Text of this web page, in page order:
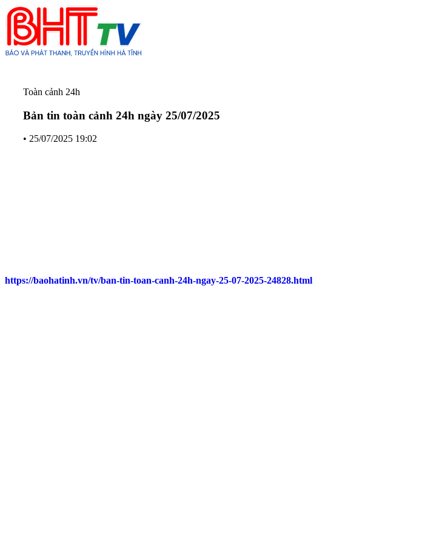
Toàn cảnh 24h
Bản tin toàn cảnh 24h ngày 25/07/2025
• 25/07/2025 19:02
https://baohatinh.vn/tv/ban-tin-toan-canh-24h-ngay-25-07-2025-24828.html